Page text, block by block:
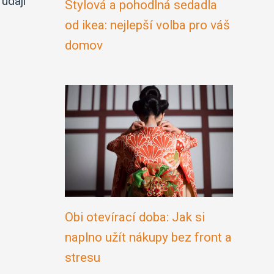
Stylová a pohodlná sedadla
od ikea: nejlepší volba pro váš
domov
Obi otevírací doba: Jak si
naplno užít nákupy bez front a
stresu